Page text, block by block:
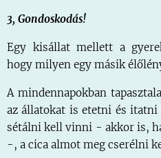
3, Gondoskodás!
Egy kisállat mellett a
hogy milyen egy másik
A mindennapokban
az állatokat is etetni és
sétálni kell vinni - akkor is,
-, a cica almot meg cserélni